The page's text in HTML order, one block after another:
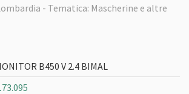
- Tematica: Mascherine e altre
B450 V 2.4 BIMAL